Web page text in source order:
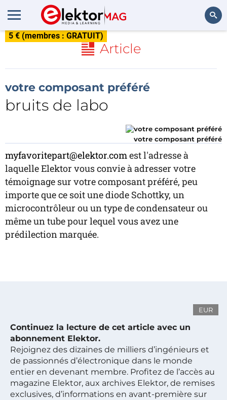
5 € (membres : GRATUIT)
Article
votre composant préféré
bruits de labo
votre composant préféré
myfavoritepart@elektor.comest l'adresse à
laquelle Elektor vous convie à adresser votre
témoignage sur votre composant préféré, peu
importe que ce soit une diode Schottky, un
microcontrôleur ou un type de condensateur ou
même un tube pour lequel vous avez une
prédilection marquée.
EUR
Continuez la lecture de cet article avec un
abonnement Elektor.
Rejoignez des dizaines de milliers d’ingénieurs et
de passionnés d’électronique dans le monde
entier en devenant membre. Profitez de l’accès au
magazine Elektor, aux archives Elektor, de remises
exclusives, d’informations en avant-première sur